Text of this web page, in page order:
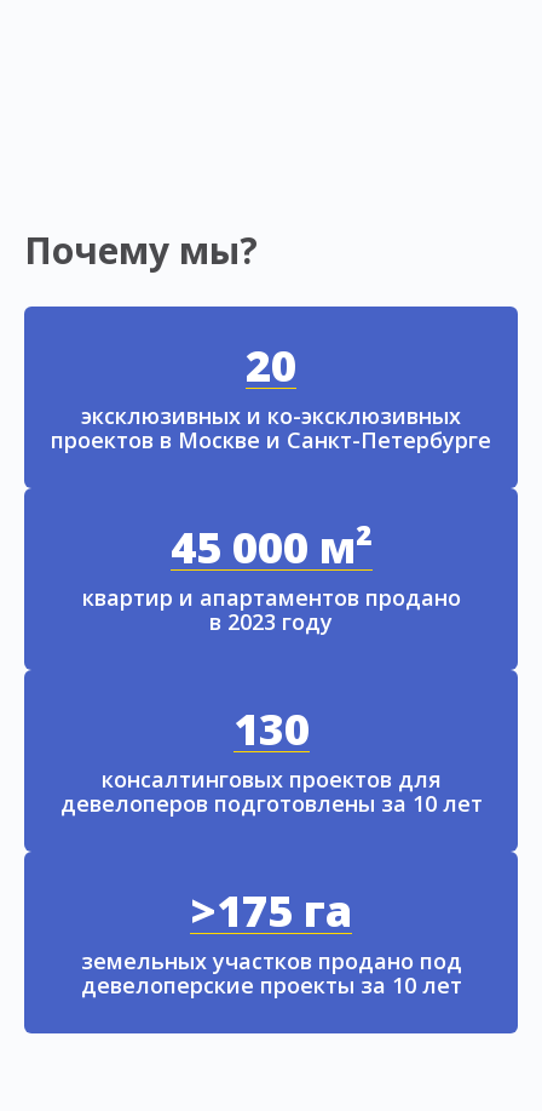
Почему мы?
20
эксклюзивных и ко-эксклюзивных
проектов в Москве и Санкт-Петербурге
45 000 м²
квартир и апартаментов продано
в 2023 году
130
консалтинговых проектов для
девелоперов подготовлены за 10 лет
>175 га
земельных участков продано под
девелоперские проекты за 10 лет